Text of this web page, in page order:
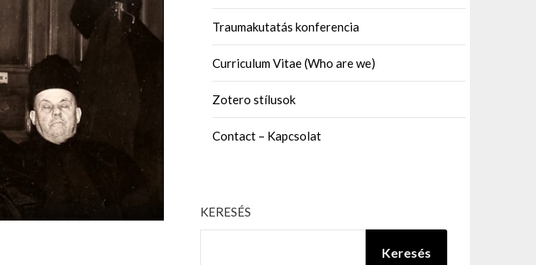
Traumakutatás konferencia
Curriculum Vitae (Who are we)
Zotero stílusok
Contact – Kapcsolat
KERESÉS
Keresés